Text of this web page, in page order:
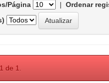
Página | Ordenar
de 1.